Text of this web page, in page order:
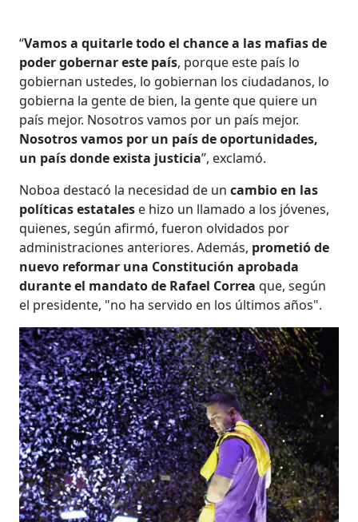
“Vamos a quitarle todo el chance a las mafias de
poder gobernar este país, porque este país lo
gobiernan ustedes, lo gobiernan los ciudadanos, lo
gobierna la gente de bien, la gente que quiere un
país mejor. Nosotros vamos por un país mejor.
Nosotros vamos por un país de oportunidades,
un país donde exista justicia”, exclamó.
Noboa destacó la necesidad de un cambio en las
políticas estatales e hizo un llamado a los jóvenes,
quienes, según afirmó, fueron olvidados por
administraciones anteriores. Además, prometió de
nuevo reformar una Constitución aprobada
durante el mandato de Rafael Correa que, según
el presidente, "no ha servido en los últimos años".